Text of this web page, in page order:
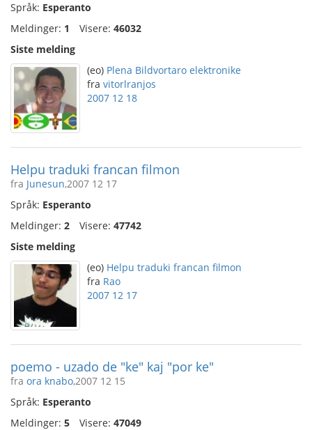
Språk: Esperanto
Meldinger: 1 Visere: 46032
Siste melding
(eo) Plena Bildvortaro elektronike
fra vitorlranjos
2007 12 18
Helpu traduki francan filmon
fra Junesun,2007 12 17
Språk: Esperanto
Meldinger: 2 Visere: 47742
Siste melding
(eo) Helpu traduki francan filmon
fra Rao
2007 12 17
poemo - uzado de "ke" kaj "por ke"
fra ora knabo,2007 12 15
Språk: Esperanto
Meldinger: 5 Visere: 47049